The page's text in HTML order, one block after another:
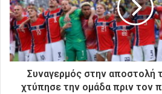
ς
δ
ι
ε
ύ
Συναγερμός στην αποστολή
χτύπησε την ομάδα πριν τον